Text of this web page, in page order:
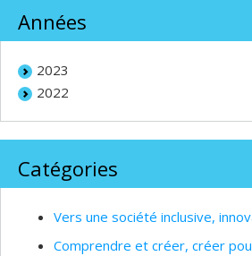
Années
2023
2022
Catégories
Vers une société inclusive,
Comprendre et créer, créer